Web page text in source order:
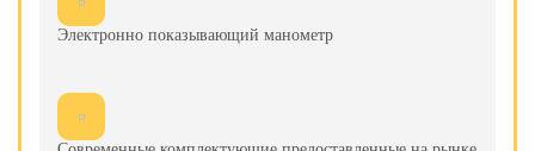
Электронно показывающий манометр